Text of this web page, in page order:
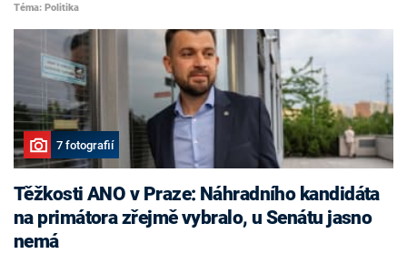
Téma: Politika
7 fotografií
Těžkosti ANO v Praze: Náhradního kandidáta
na primátora zřejmě vybralo, u Senátu jasno
nemá